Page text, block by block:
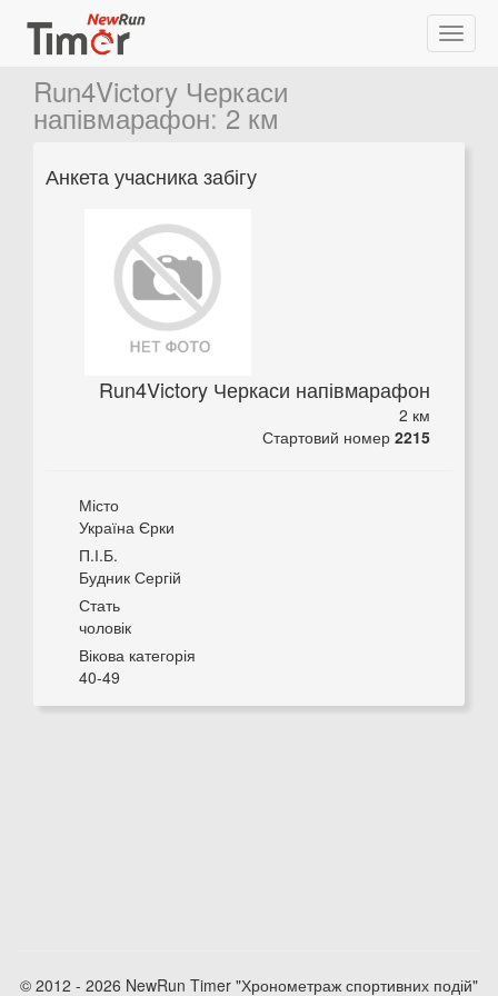
Run4Victory Черкаси
напівмарафон:2 км
Анкета учасника забігу
Run4Victory Черкаси напівмарафон
2 км
Стартовий номер 2215
Місто
Україна Єрки
П.І.Б.
Будник Сергій
Стать
чоловік
Вікова категорія
40-49
© 2012 - 2026 NewRun Timer "Хронометраж спортивних подій"